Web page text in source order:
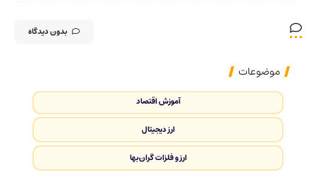
بدون دیدگاه
موضوعات
آموزش اقتصاد
ارز دیجیتال
ارز و فلزات گران‌بها